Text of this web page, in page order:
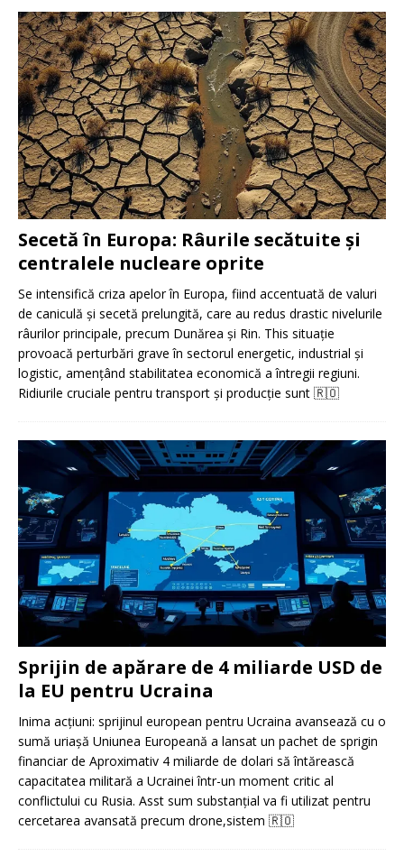
Secetă în Europa: Râurile secătuite și
centralele nucleare oprite
Se intensifică criza apelor în Europa, fiind accentuată de valuri
de caniculă și secetă prelungită, care au redus drastic nivelurile
râurilor principale, precum Dunărea și Rin. This situație
provoacă perturbări grave în sectorul energetic, industrial și
logistic, amențând stabilitatea economică a întregii regiuni.
Ridiurile cruciale pentru transport și producție sunt 🇷🇴
Sprijin de apărare de 4 miliarde USD de
la EU pentru Ucraina
Inima acțiuni: sprijinul european pentru Ucraina avansează cu o
sumă uriașă Uniunea Europeană a lansat un pachet de sprigin
financiar de Aproximativ 4 miliarde de dolari să întărească
capacitatea militară a Ucrainei într-un moment critic al
conflictului cu Rusia. Asst sum substanțial va fi utilizat pentru
cercetarea avansată precum drone,sistem 🇷🇴